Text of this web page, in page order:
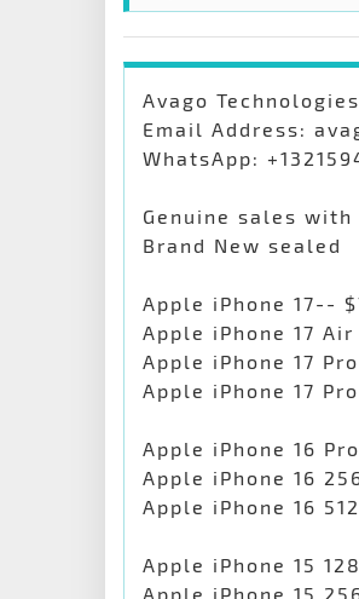
Avago
Email Address:
WhatsApp:
Genuine sales
Brand New sealed
Apple iPhone 17--
Apple iPhone 17 Air
Apple iPhone 17
Apple iPhone 17
Apple iPhone 16
Apple iPhone 16
Apple iPhone 16
Apple iPhone 15
Apple iPhone 15